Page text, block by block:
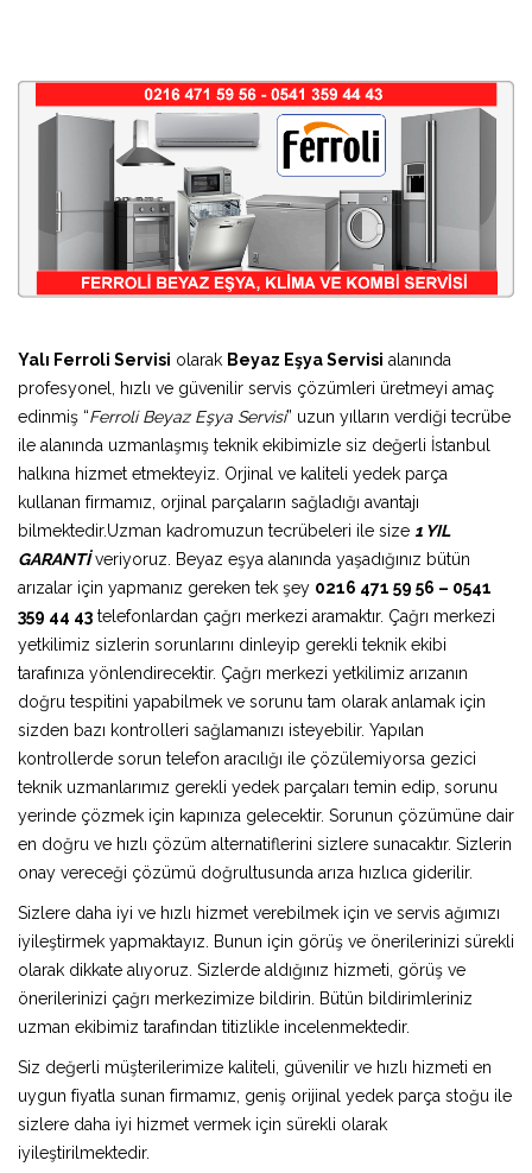
Yalı Ferroli Servisi olarak Beyaz Eşya Servisi alanında
profesyonel, hızlı ve güvenilir servis çözümleri üretmeyi amaç
edinmiş “Ferroli Beyaz Eşya Servisi” uzun yılların verdiği tecrübe
ile alanında uzmanlaşmış teknik ekibimizle siz değerli İstanbul
halkına hizmet etmekteyiz. Orjinal ve kaliteli yedek parça
kullanan firmamız, orjinal parçaların sağladığı avantajı
bilmektedir.Uzman kadromuzun tecrübeleri ile size 1 YIL
GARANTİveriyoruz. Beyaz eşya alanında yaşadığınız bütün
arızalar için yapmanız gereken tek şey 0216 471 59 56 – 0541
359 44 43 telefonlardan çağrı merkezi aramaktır. Çağrı merkezi
yetkilimiz sizlerin sorunlarını dinleyip gerekli teknik ekibi
tarafınıza yönlendirecektir. Çağrı merkezi yetkilimiz arızanın
doğru tespitini yapabilmek ve sorunu tam olarak anlamak için
sizden bazı kontrolleri sağlamanızı isteyebilir. Yapılan
kontrollerde sorun telefon aracılığı ile çözülemiyorsa gezici
teknik uzmanlarımız gerekli yedek parçaları temin edip, sorunu
yerinde çözmek için kapınıza gelecektir. Sorunun çözümüne dair
en doğru ve hızlı çözüm alternatiflerini sizlere sunacaktır. Sizlerin
onay vereceği çözümü doğrultusunda arıza hızlıca giderilir.
Sizlere daha iyi ve hızlı hizmet verebilmek için ve servis ağımızı
iyileştirmek yapmaktayız. Bunun için görüş ve önerilerinizi sürekli
olarak dikkate alıyoruz. Sizlerde aldığınız hizmeti, görüş ve
önerilerinizi çağrı merkezimize bildirin. Bütün bildirimleriniz
uzman ekibimiz tarafından titizlikle incelenmektedir.
Siz değerli müşterilerimize kaliteli, güvenilir ve hızlı hizmeti en
uygun fiyatla sunan firmamız, geniş orijinal yedek parça stoğu ile
sizlere daha iyi hizmet vermek için sürekli olarak
iyileştirilmektedir.